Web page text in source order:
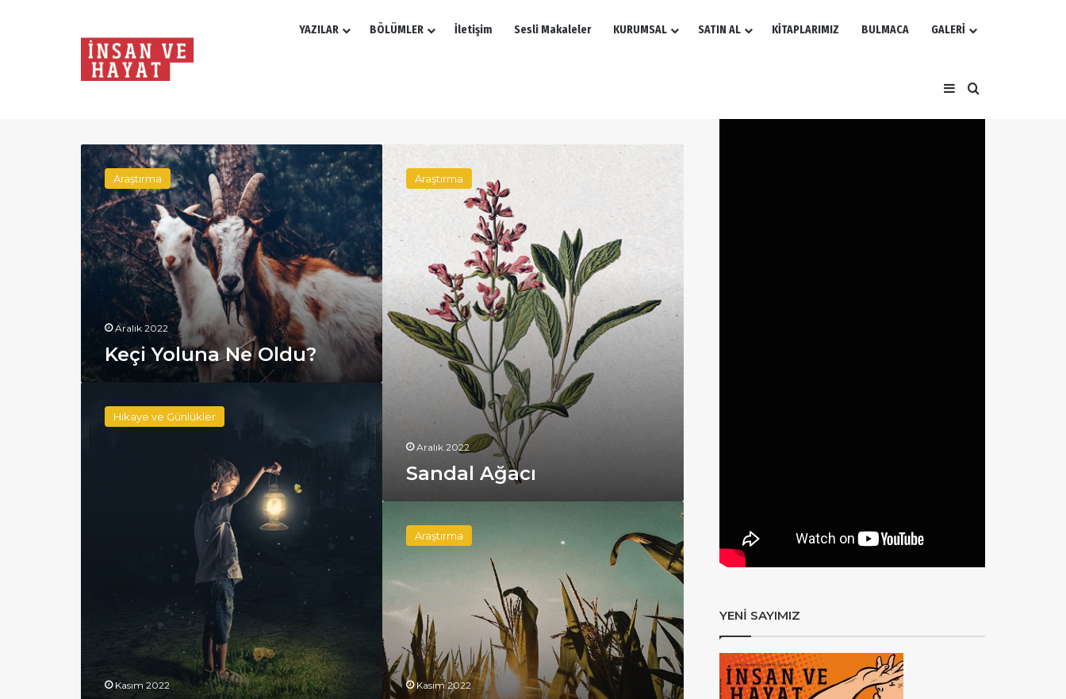
YAZILAR BÖLÜMLER İletişim Sesli Makaleler KURUMSAL SATIN AL KİTAPLARIMIZ BULMACA GALERİ
Kenar Bölmesi
Arama yap ...
Keçi
Yoluna
Ne
Oldu?
Araştırma
Aralık 2022
Keçi Yoluna Ne Oldu?
Ağacı
Araştırma
Aralık 2022
Sandal Ağacı
Çöktü
BahçemeHikaye ve Günlükler
Kasım 2022
SeçimiAraştırma
Kasım 2022
YENİ SAYIMIZ